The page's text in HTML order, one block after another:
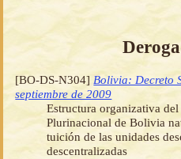
[BO-DS-N304] Bolivia: Decreto
septiembre de 2009
Estructura organizativa
Plurinacional de Bolivia
tuición de las unidades
descentralizadas